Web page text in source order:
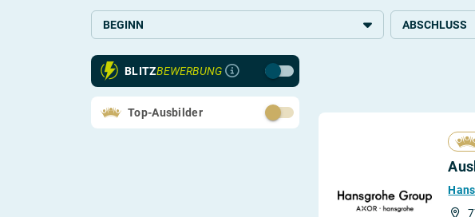
BEGINN
2027
2026
ABSCHLUSS
BLITZBEWERBUNG
Top-Ausbilder